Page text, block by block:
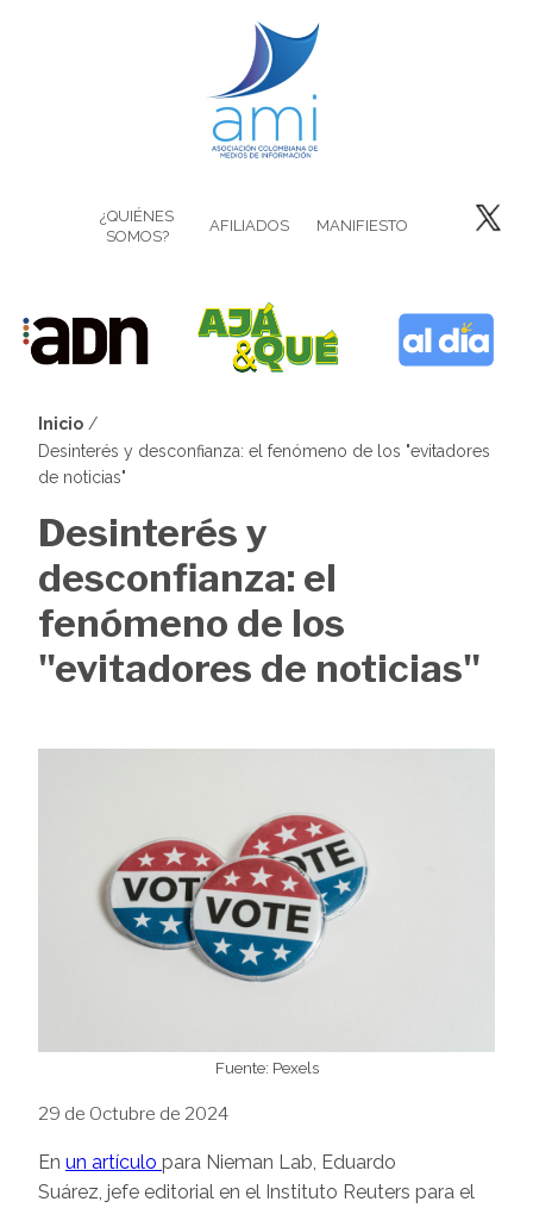
¿QUIÉNES
SOMOS?
AFILIADOS MANIFIESTO
Sobrescribir
de
ayuda
a
la
Inicio
Desinterés y desconfianza: el fenómeno de los "evitadores
de noticias"
Desinterés y
desconfianza: el
fenómeno de los
"evitadores de noticias"
Fuente: Pexels
29 de Octubre de 2024
En un artículo para Nieman Lab, Eduardo
Suárez, jefe editorial en el Instituto Reuters para el